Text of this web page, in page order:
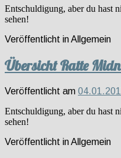
Entschuldigung, aber du hast
sehen!
Veröffentlicht inAllgemein
Übersicht Ratte
Veröffentlicht am
Entschuldigung, aber du hast
sehen!
Veröffentlicht inAllgemein